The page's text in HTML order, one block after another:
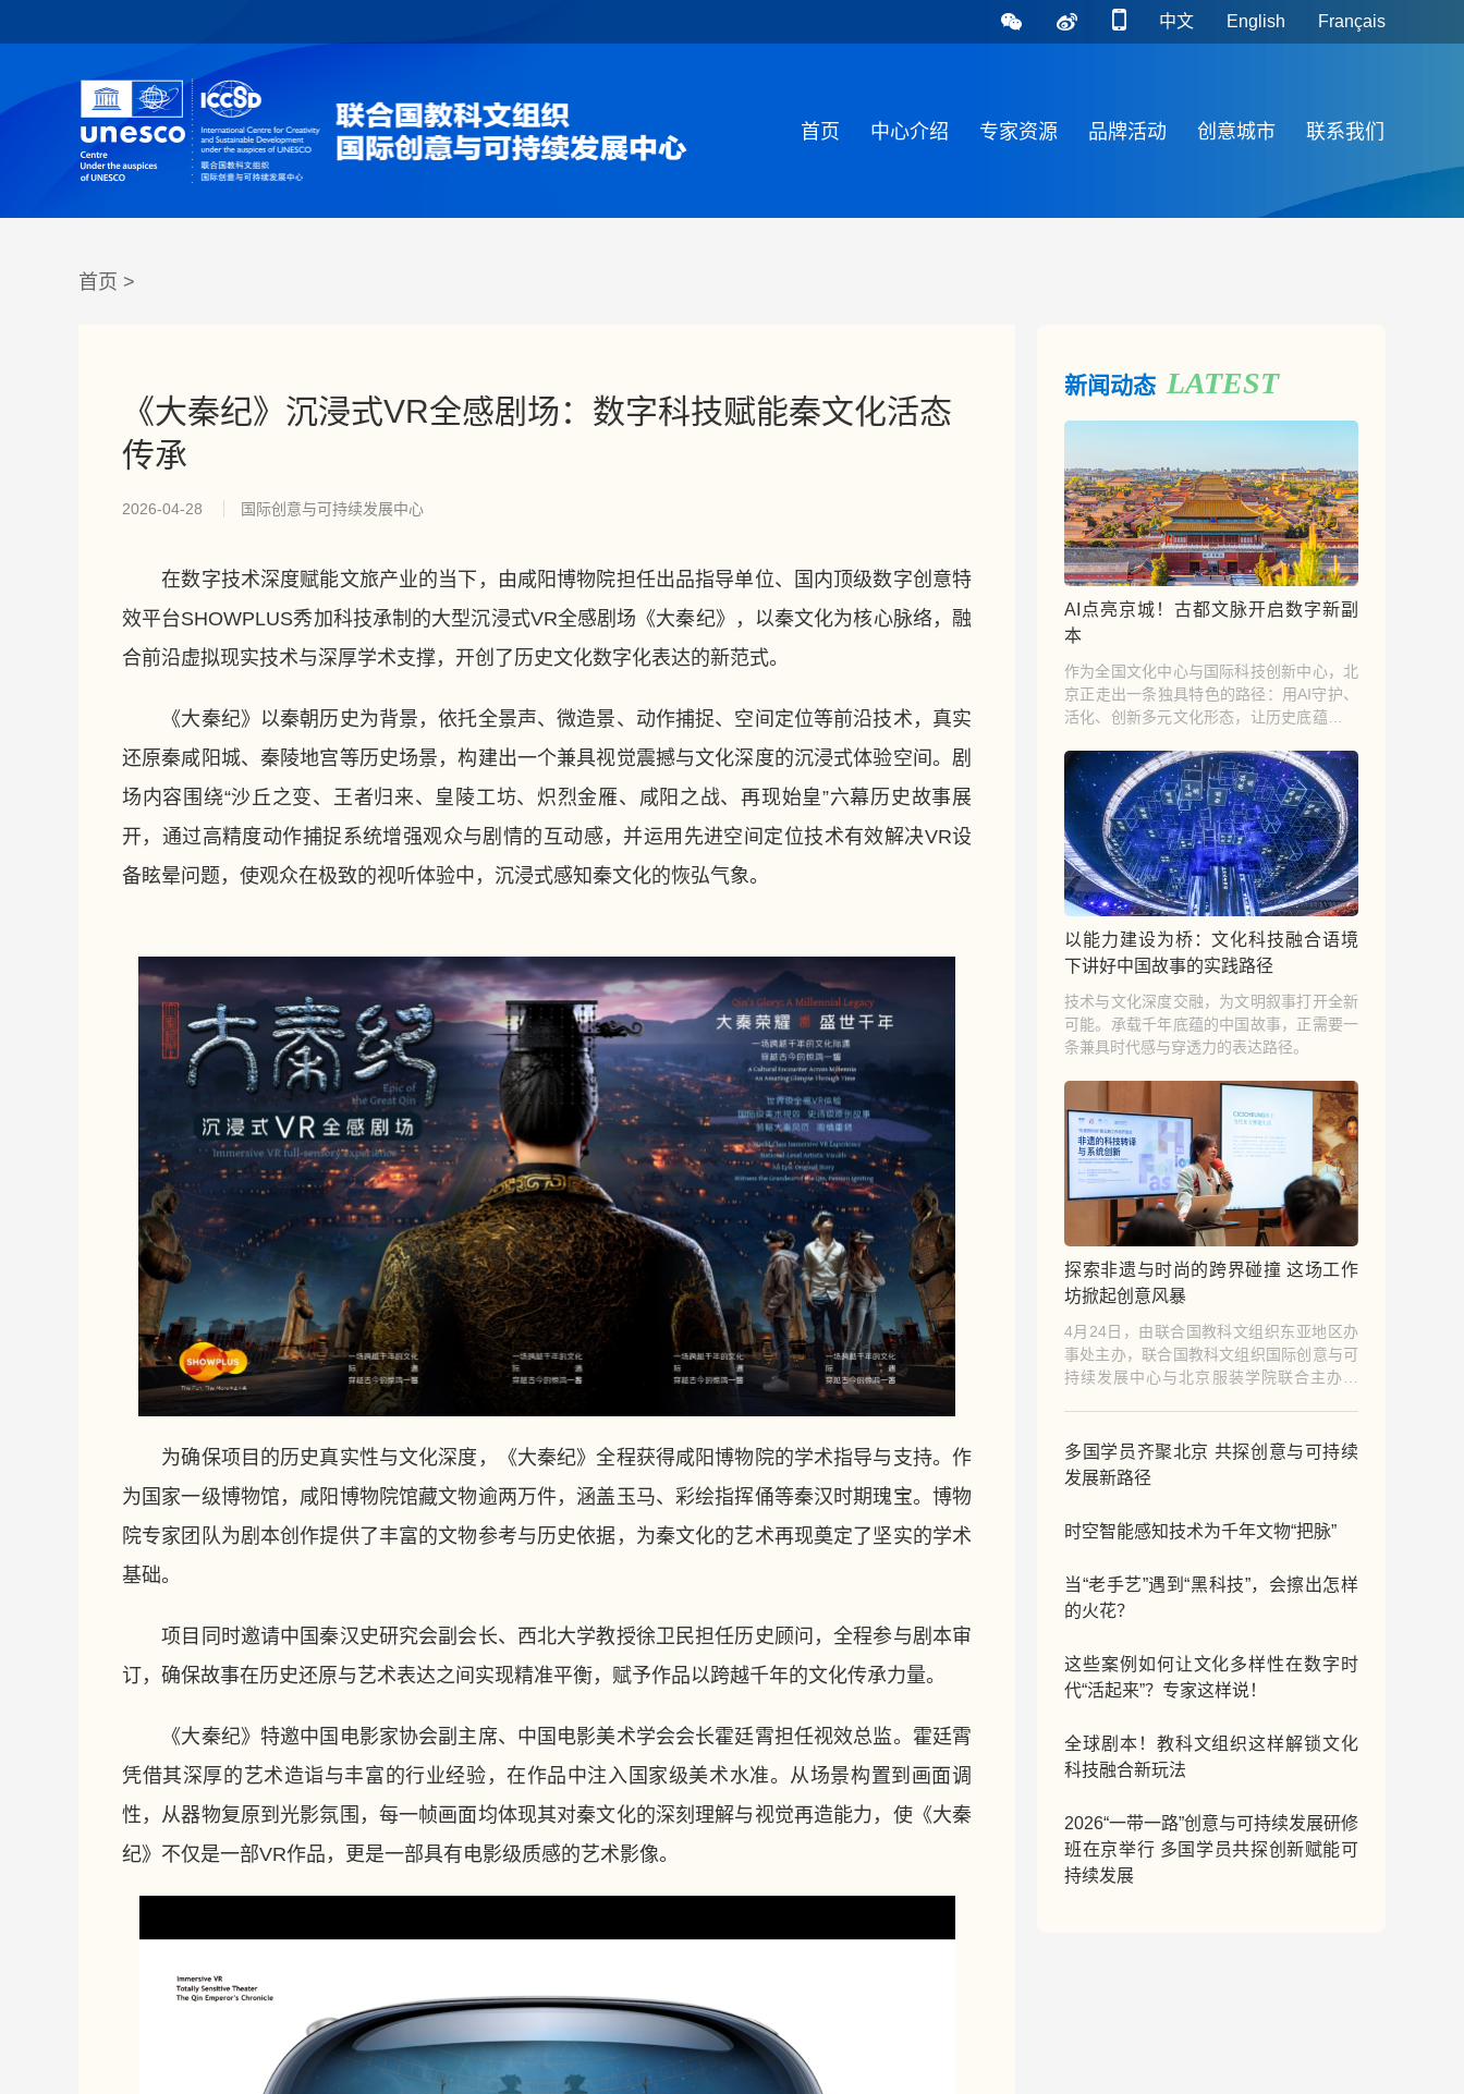
Français
English
中文
首页 中心介绍 专家资源 品牌活动 创意城市 联系我们
首页 >
《大秦纪》沉浸式VR全感剧场：数字科技赋能秦文化活态
传承
2026-04-28 国际创意与可持续发展中心
在数字技术深度赋能文旅产业的当下，由咸阳博物院担任出品指导单位、国内顶级数字创意特
效平台SHOWPLUS秀加科技承制的大型沉浸式VR全感剧场《大秦纪》，以秦文化为核心脉络，融
合前沿虚拟现实技术与深厚学术支撑，开创了历史文化数字化表达的新范式。
《大秦纪》以秦朝历史为背景，依托全景声、微造景、动作捕捉、空间定位等前沿技术，真实
还原秦咸阳城、秦陵地宫等历史场景，构建出一个兼具视觉震撼与文化深度的沉浸式体验空间。剧
场内容围绕“沙丘之变、王者归来、皇陵工坊、炽烈金雁、咸阳之战、再现始皇”六幕历史故事展
开，通过高精度动作捕捉系统增强观众与剧情的互动感，并运用先进空间定位技术有效解决VR设
备眩晕问题，使观众在极致的视听体验中，沉浸式感知秦文化的恢弘气象。
为确保项目的历史真实性与文化深度，《大秦纪》全程获得咸阳博物院的学术指导与支持。作
为国家一级博物馆，咸阳博物院馆藏文物逾两万件，涵盖玉马、彩绘指挥俑等秦汉时期瑰宝。博物
院专家团队为剧本创作提供了丰富的文物参考与历史依据，为秦文化的艺术再现奠定了坚实的学术
基础。
项目同时邀请中国秦汉史研究会副会长、西北大学教授徐卫民担任历史顾问，全程参与剧本审
订，确保故事在历史还原与艺术表达之间实现精准平衡，赋予作品以跨越千年的文化传承力量。
《大秦纪》特邀中国电影家协会副主席、中国电影美术学会会长霍廷霄担任视效总监。霍廷霄
凭借其深厚的艺术造诣与丰富的行业经验，在作品中注入国家级美术水准。从场景构置到画面调
性，从器物复原到光影氛围，每一帧画面均体现其对秦文化的深刻理解与视觉再造能力，使《大秦
纪》不仅是一部VR作品，更是一部具有电影级质感的艺术影像。
新闻动态 LATEST
AI点亮京城！古都文脉开启数字新副
本
作为全国文化中心与国际科技创新中心，北
京正走出一条独具特色的路径：用AI守护、
活化、创新多元文化形态，让历史底蕴与时
护提供可借鉴、可推广的 “首都方案”。
以能力建设为桥：文化科技融合语境
下讲好中国故事的实践路径
技术与文化深度交融，为文明叙事打开全新
可能。承载千年底蕴的中国故事，正需要一
条兼具时代感与穿透力的表达路径。
探索非遗与时尚的跨界碰撞 这场工作
坊掀起创意风暴
4月24日，由联合国教科文组织东亚地区办
事处主办，联合国教科文组织国际创意与可
持续发展中心与北京服装学院联合主办的
程设计，为全球学员带来了一场深度融合非
遗、时尚与技术的创新赋能之旅。
多国学员齐聚北京 共探创意与可持续
发展新路径
时空智能感知技术为千年文物“把脉”
当“老手艺”遇到“黑科技”，会擦出怎样
的火花？
这些案例如何让文化多样性在数字时
代“活起来”？专家这样说！
全球剧本！教科文组织这样解锁文化
科技融合新玩法
2026“一带一路”创意与可持续发展研修
班在京举行 多国学员共探创新赋能可
持续发展